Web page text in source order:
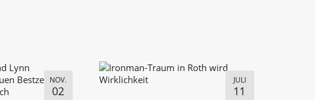
NOV.
02
JULI
11